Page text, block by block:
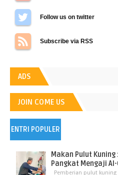
Follow us on Twitter
Subscribe via RSS
ADS
JOIN COME US
ENTRI POPULER
Makan Pulut
Pangkat Mengaji Al-
Pemberian pulut kuning